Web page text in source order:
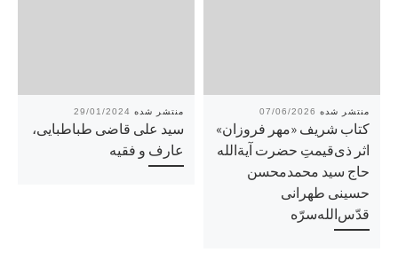
29/01/2024
سید علی قاضی طباطبایی،
عارف و فقیه
07/06/2026
کتاب شریف «مهر فروزان»
اثر ذی‌قیمتِ حضرت آیة‌الله
حاج سید محمدمحسن
حسینی طهرانی
قدّس‌الله‌سرّه